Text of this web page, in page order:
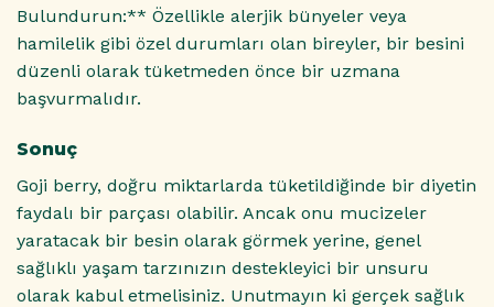
Bulundurun:** Özellikle alerjik bünyeler veya
hamilelik gibi özel durumları olan bireyler, bir besini
düzenli olarak tüketmeden önce bir uzmana
başvurmalıdır.
Sonuç
Goji berry, doğru miktarlarda tüketildiğinde bir diyetin
faydalı bir parçası olabilir. Ancak onu mucizeler
yaratacak bir besin olarak görmek yerine, genel
sağlıklı yaşam tarzınızın destekleyici bir unsuru
olarak kabul etmelisiniz. Unutmayın ki gerçek sağlık